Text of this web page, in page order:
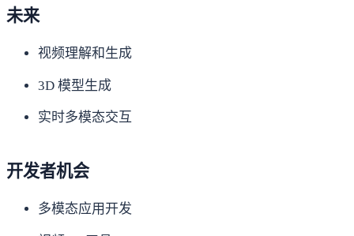
未来
视频理解和生成
3D 模型生成
实时多模态交互
开发者机会
多模态应用开发